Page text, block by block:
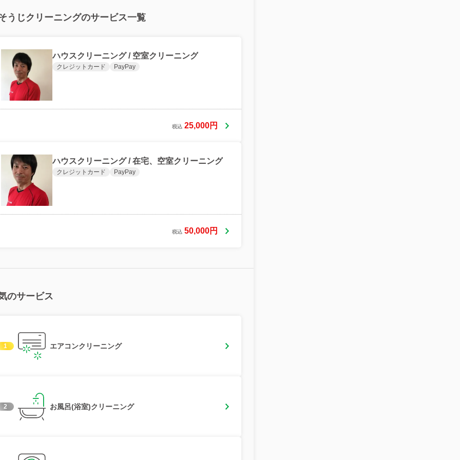
うじクリーニングのサービス一覧
ハウスクリーニング / 空室クリーニング
クレジットカード PayPay
税込 25,000円
ハウスクリーニング / 在宅、空室クリーニング
クレジットカード PayPay
税込 50,000円
のサービス
1 エアコンクリーニング
2 お風呂(浴室)クリーニング